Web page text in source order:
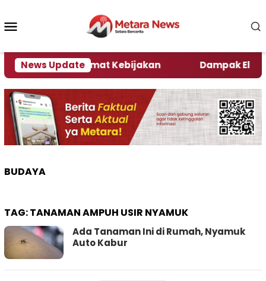
konten
News Update
Ini Kata Pengamat Kebijakan Dampak El
BUDAYA
TAG:TANAMAN AMPUH USIR NYAMUK
Ada Tanaman Ini di Rumah, Nyamuk
Auto Kabur